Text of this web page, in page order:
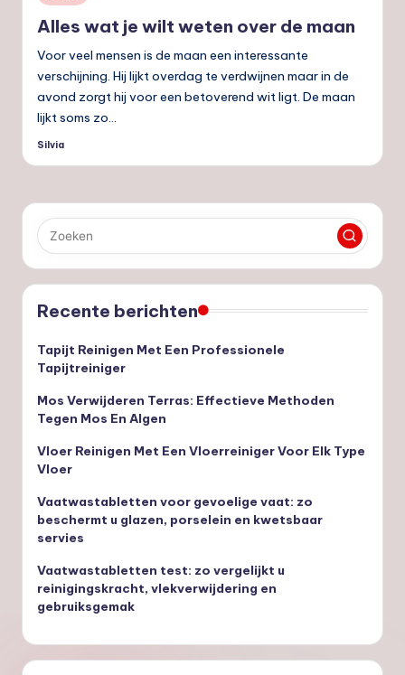
in
Alles wat je wilt weten over de maan
Voor veel mensen is de maan een interessante
verschijning. Hij lijkt overdag te verdwijnen maar in de
avond zorgt hij voor een betoverend wit ligt. De maan
lijkt soms zo…
Geplaatst
Silvia
Recente berichten
Tapijt Reinigen Met Een Professionele
Tapijtreiniger
Mos Verwijderen Terras: Effectieve Methoden
Tegen Mos En Algen
Vloer Reinigen Met Een Vloerreiniger Voor Elk Type
Vloer
Vaatwastabletten voor gevoelige vaat: zo
beschermt u glazen, porselein en kwetsbaar
servies
Vaatwastabletten test: zo vergelijkt u
reinigingskracht, vlekverwijdering en
gebruiksgemak